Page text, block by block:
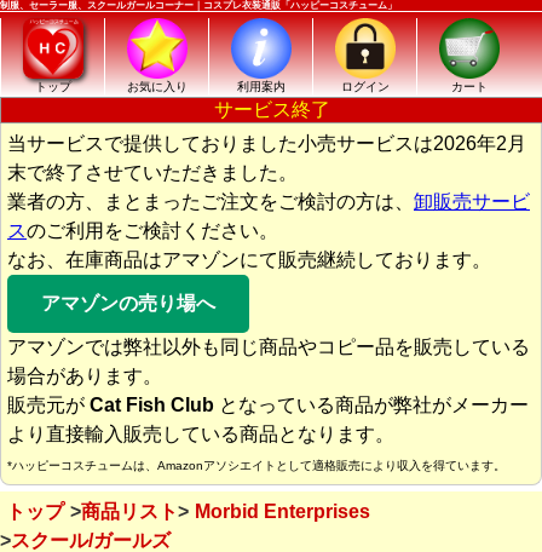
制服、セーラー服、スクールガールコーナー｜コスプレ衣装通販「ハッピーコスチューム」
トップ お気に入り 利用案内 ログイン カート
サービス終了
当サービスで提供しておりました小売サービスは2026年2月
末で終了させていただきました。
業者の方、まとまったご注文をご検討の方は、 卸販売サービ
スのご利用をご検討ください。
なお、在庫商品はアマゾンにて販売継続しております。
アマゾンの売り場へ
アマゾンでは弊社以外も同じ商品やコピー品を販売している
場合があります。
販売元が Cat Fish Club となっている商品が弊社がメーカー
より直接輸入販売している商品となります。
*ハッピーコスチュームは、Amazonアソシエイトとして適格販売により収入を得ています。
トップ 商品リスト
Morbid Enterprises
スクール/ガールズ